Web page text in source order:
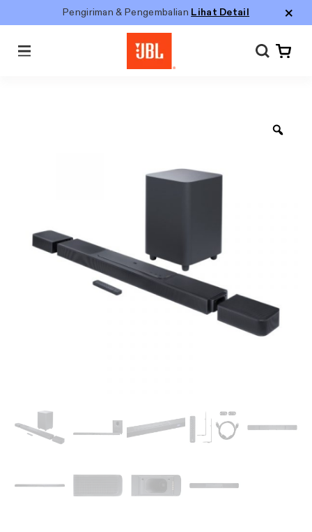
Pengiriman & Pengembalian Lihat Detail
Menu